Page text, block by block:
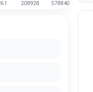
208928 578840